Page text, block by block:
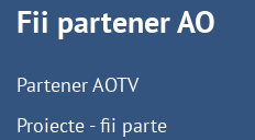
Fii partener AO
Partener AOTV
Proiecte - fii parte